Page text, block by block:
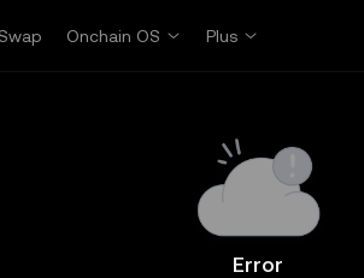
Swap Onchain OS Plus
Error